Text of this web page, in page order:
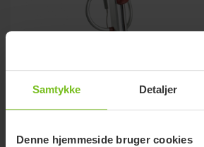
Samtykke Detaljer
Denne hjemmeside bruger cookies